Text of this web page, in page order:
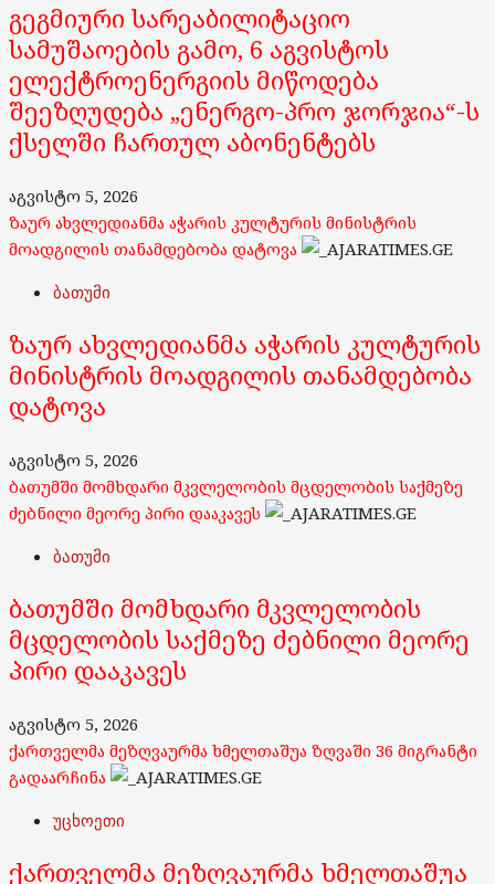
გეგმიური სარეაბილიტაციო
სამუშაოების გამო, 6 აგვისტოს
ელექტროენერგიის მიწოდება
შეეზღუდება „ენერგო-პრო ჯორჯია“-ს
ქსელში ჩართულ აბონენტებს
აგვისტო 5, 2026
ზაურ ახვლედიანმა აჭარის კულტურის მინისტრის
მოადგილის თანამდებობა დატოვა
ბათუმი
ზაურ ახვლედიანმა აჭარის კულტურის
მინისტრის მოადგილის თანამდებობა
დატოვა
აგვისტო 5, 2026
ბათუმში მომხდარი მკვლელობის მცდელობის საქმეზე
ძებნილი მეორე პირი დააკავეს
ბათუმი
ბათუმში მომხდარი მკვლელობის
მცდელობის საქმეზე ძებნილი მეორე
პირი დააკავეს
აგვისტო 5, 2026
ქართველმა მეზღვაურმა ხმელთაშუა ზღვაში 36 მიგრანტი
გადაარჩინა
უცხოეთი
ქართველმა მეზღვაურმა ხმელთაშუა